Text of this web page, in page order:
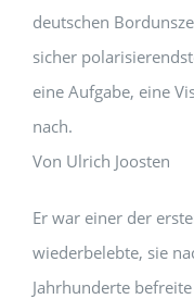
deutschen
sicher
eine Aufgabe, eine
nach.
Von Ulrich Joosten
Er war einer der
wiederbelebte, sie
Jahrhunderte